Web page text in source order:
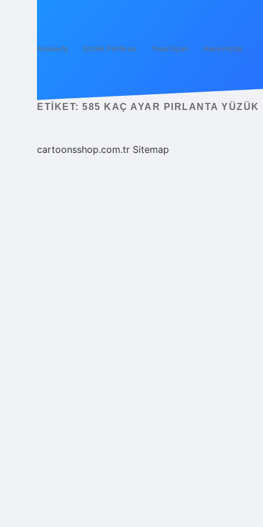
Anasayfa Gizlilik Politikası Yasal Uyarı Hakkımızda
ETIKET: 585 KAÇ AYAR PIRLANTA YÜZÜK
cartoonsshop.com.tr Sitemap